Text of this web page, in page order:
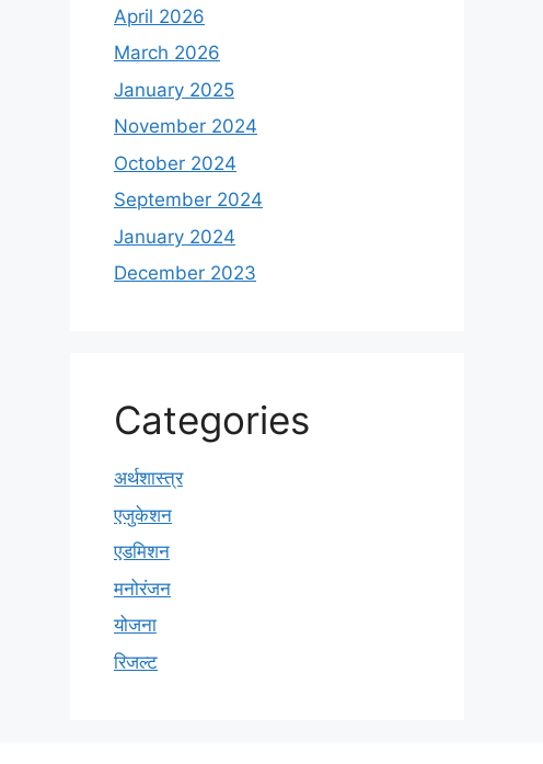
April 2026
March 2026
January 2025
November 2024
October 2024
September 2024
January 2024
December 2023
Categories
अर्थशास्त्र
एजुकेशन
एडमिशन
मनोरंजन
योजना
रिजल्ट